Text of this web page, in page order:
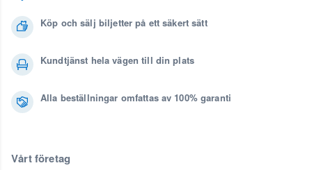
Köp och sälj biljetter på ett säkert sätt
Kundtjänst hela vägen till din plats
Alla beställningar omfattas av 100% garanti
Vårt företag